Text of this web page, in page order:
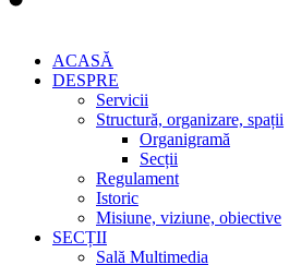
ACASĂ
DESPRE
Servicii
Structură, organizare, spații
Organigramă
Secții
Regulament
Istoric
Misiune, viziune, obiective
SECȚII
Sală Multimedia